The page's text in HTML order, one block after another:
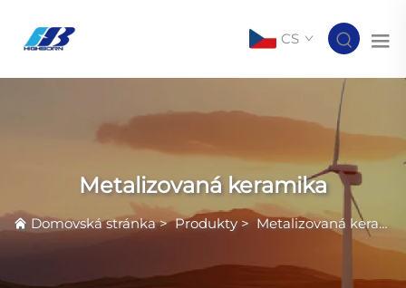
CS
Metalizovaná keramika
Domovská stránka>Produkty> Metalizovaná keramika